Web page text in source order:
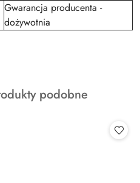
Gwarancja producenta -
dożywotnia
podobne